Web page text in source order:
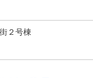
２号棟